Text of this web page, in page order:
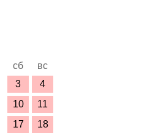
сб
вс
3
4
10
11
17
18